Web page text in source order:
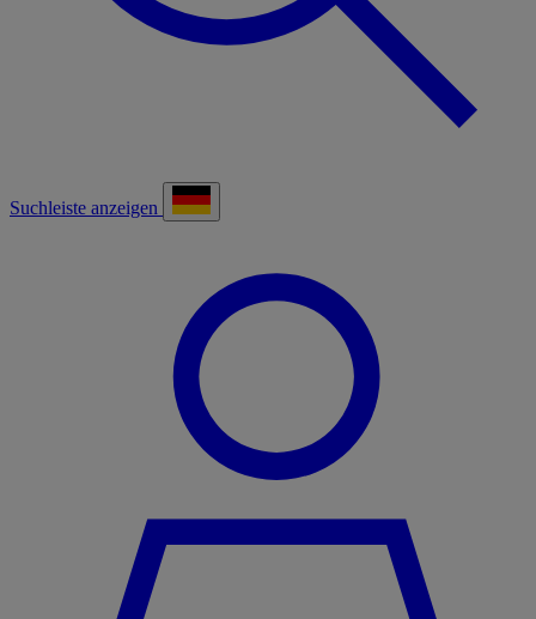
Suchleiste anzeigen